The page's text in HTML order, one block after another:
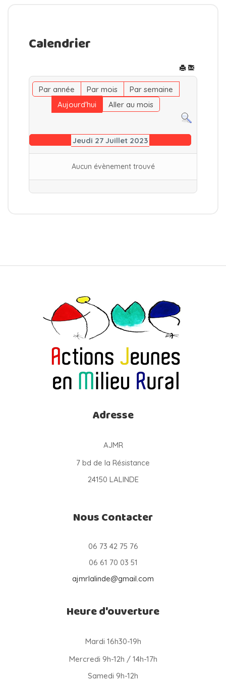
Calendrier
Par année Par mois
Par semaine
Aujourd'hui
Aller au mois
Jeudi 27 Juillet 2023
Aucun évènement trouvé
Adresse
AJMR
7 bd de la Résistance
24150 LALINDE
Nous Contacter
06 73 42 75 76
06 61 70 03 51
ajmrlalinde@gmail.com
Heure d'ouverture
Mardi 16h30-19h
Mercredi 9h-12h / 14h-17h
Samedi 9h-12h